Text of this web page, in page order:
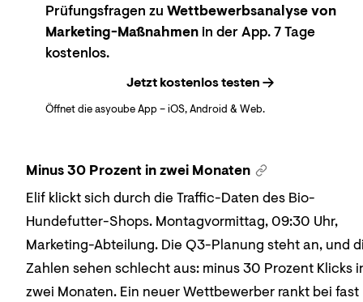
Prüfungsfragen zu Wettbewerbsanalyse von
Marketing-Maßnahmenin der App. 7 Tage
kostenlos.
Jetzt kostenlos testen
Öffnet die asyoube App – iOS, Android & Web.
Minus 30 Prozent in zwei Monaten
Elif klickt sich durch die Traffic-Daten des Bio-
Hundefutter-Shops. Montagvormittag, 09:30 Uhr,
Marketing-Abteilung. Die Q3-Planung steht an, und
Zahlen sehen schlecht aus: minus 30 Prozent Klicks
zwei Monaten. Ein neuer Wettbewerber rankt bei fast